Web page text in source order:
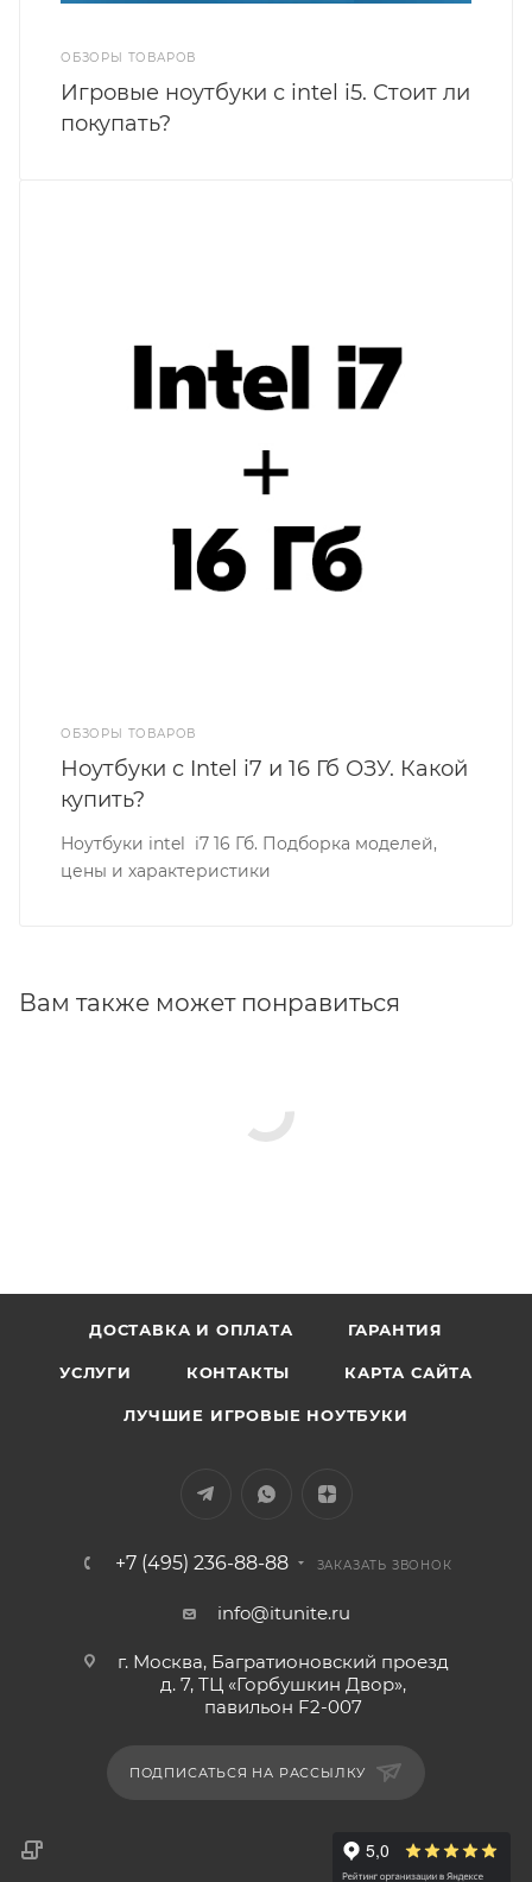
ОБЗОРЫ ТОВАРОВ
Игровые ноутбуки с intel i5. Стоит ли
покупать?
ОБЗОРЫ ТОВАРОВ
Ноутбуки с Intel i7 и 16 Гб ОЗУ. Какой
купить?
Ноутбуки intel i7 16 Гб. Подборка моделей,
цены и характеристики
Вам также может понравиться
ДОСТАВКА И ОПЛАТА ГАРАНТИЯ
УСЛУГИ КОНТАКТЫ КАРТА САЙТА
ЛУЧШИЕ ИГРОВЫЕ НОУТБУКИ
+7 (495) 236-88-88 ЗАКАЗАТЬ ЗВОНОК
info@itunite.ru
г. Москва, Багратионовский проезд
д. 7, ТЦ «Горбушкин Двор»,
павильон F2-007
ПОДПИСАТЬСЯ НА РАССЫЛКУ